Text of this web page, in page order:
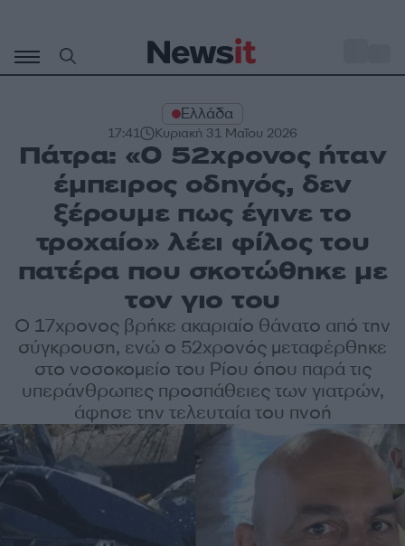
περιεχόμενο
Ελλάδα
17:41 Κυριακή 31 Μαΐου 2026
Πάτρα: «Ο 52χρονος ήταν
έμπειρος οδηγός, δεν
ξέρουμε πως έγινε το
τροχαίο» λέει φίλος του
πατέρα που σκοτώθηκε με
τον γιο του
Ο 17χρονος βρήκε ακαριαίο θάνατο από την
σύγκρουση, ενώ ο 52χρονός μεταφέρθηκε
στο νοσοκομείο του Ρίου όπου παρά τις
υπεράνθρωπες προσπάθειες των γιατρών,
άφησε την τελευταία του πνοή